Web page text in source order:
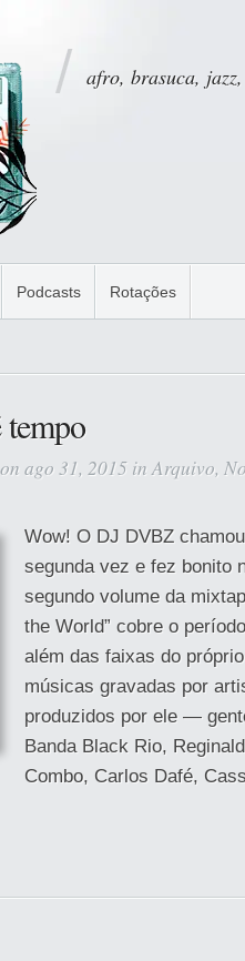
afro, brasuca,
Podcasts Rotações
tempo
on ago 31, 2015 inArquivo,
Wow! O DJ DVBZ
segunda vez e fez bonito
segundo volume da
the World” cobre o
além das faixas do
músicas gravadas por
produzidos por ele —
Banda Black Rio,
Combo, Carlos Dafé,